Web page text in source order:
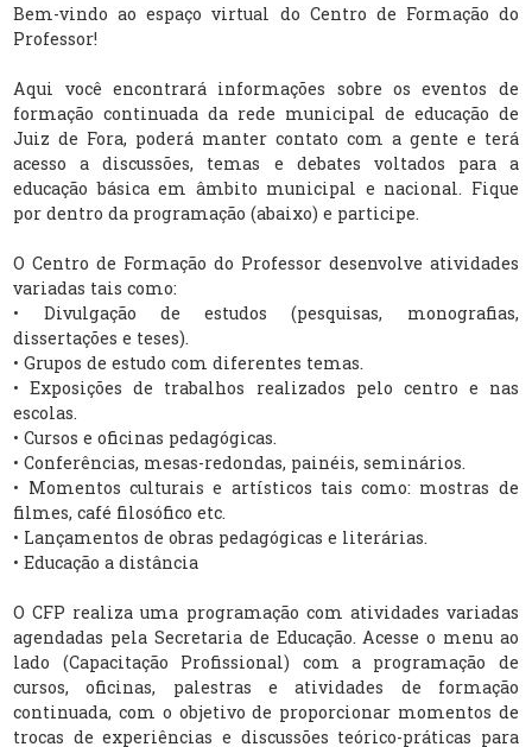
Bem-vindo ao espaço virtual do Centro de Formação do
Professor!
Aqui você encontrará informações sobre os eventos de
formação continuada da rede municipal de educação de
Juiz de Fora, poderá manter contato com a gente e terá
acesso a discussões, temas e debates voltados para a
educação básica em âmbito municipal e nacional. Fique
por dentro da programação (abaixo) e participe.
O Centro de Formação do Professor desenvolve atividades
variadas tais como:
• Divulgação de estudos (pesquisas, monografias,
dissertações e teses).
• Grupos de estudo com diferentes temas.
• Exposições de trabalhos realizados pelo centro e nas
escolas.
• Cursos e oficinas pedagógicas.
• Conferências, mesas-redondas, painéis, seminários.
• Momentos culturais e artísticos tais como: mostras de
filmes, café filosófico etc.
• Lançamentos de obras pedagógicas e literárias.
• Educação a distância
O CFP realiza uma programação com atividades variadas
agendadas pela Secretaria de Educação. Acesse o menu ao
lado (Capacitação Profissional) com a programação de
cursos, oficinas, palestras e atividades de formação
continuada, com o objetivo de proporcionar momentos de
trocas de experiências e discussões teórico-práticas para